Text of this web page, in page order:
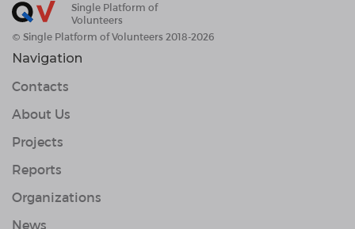
Single Platform of
Volunteers
© Single Platform of Volunteers 2018-2026
Navigation
Contacts
About Us
Projects
Reports
Organizations
News